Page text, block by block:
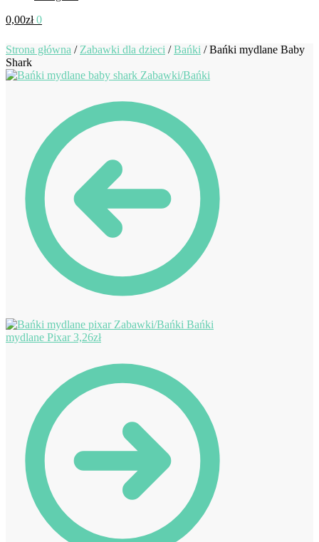
0,00zł 0
Strona główna / Zabawki dla dzieci /Bańki /Bańki mydlane Baby
Shark
Bańki
mydlane Pixar 3,26zł